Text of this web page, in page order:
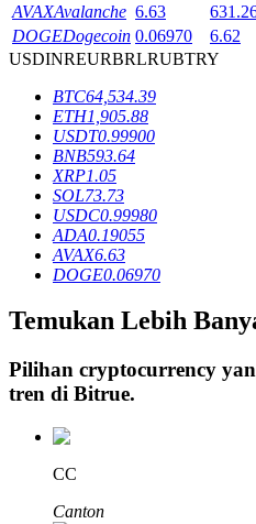
Penguncian BTR
Investasi eksklusif untuk
Pinjaman
Layanan pinjaman yang
AVAXAvalanche 6.63
DOGEDogecoin 0.06970 6.62
USDINREURBRLRUBTRY
BTC64,534.39
ETH1,905.88
USDT0.99900
BNB593.64
XRP1.05
SOL73.73
USDC0.99980
ADA0.19055
AVAX6.63
DOGE0.06970
Temukan Lebih
Pilihan cryptocurrency
tren di Bitrue.
CC
Canton